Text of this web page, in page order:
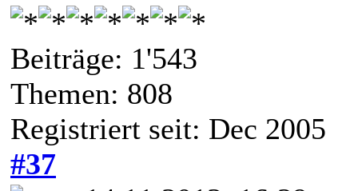
Beiträge: 1'543
Themen: 808
Registriert seit: Dec 2005
#37